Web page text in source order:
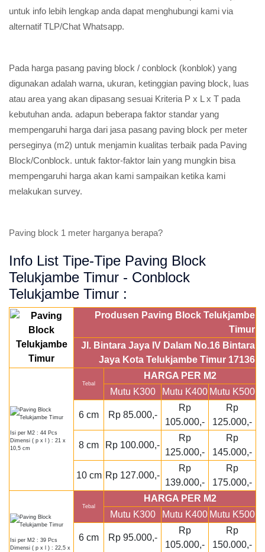
untuk info lebih lengkap anda dapat menghubungi kami via
alternatif TLP/Chat Whatsapp.
Pada harga pasang paving block / conblock (konblok) yang
digunakan adalah warna, ukuran, ketinggian paving block, luas
atau area yang akan dipasang sesuai Kriteria P x L x T pada
kebutuhan anda. adapun beberapa faktor standar yang
mempengaruhi harga dari jasa pasang paving block per meter
perseginya (m2) untuk menjamin kualitas terbaik pada Paving
Block/Conblock. untuk faktor-faktor lain yang mungkin bisa
mempengaruhi harga akan kami sampaikan ketika kami
melakukan survey.
Paving block 1 meter harganya berapa?
Info List Tipe-Tipe Paving Block
Telukjambe Timur - Conblock
Telukjambe Timur :
Produsen Paving Block Telukjambe
Timur
Jl. Bintara Jaya IV Dalam No.16 Bintara
Jaya Kota Telukjambe Timur 17136
Isi per M2 : 44 Pcs
Dimensi ( p x l ) : 21 x
10,5 cm
Tebal
HARGA PER M2
Mutu K300
Mutu K400 Mutu K500
6 cm Rp 85.000,-
Rp
105.000,-
Rp
125.000,-
8 cm Rp 100.000,-
Rp
125.000,-
Rp
145.000,-
10 cm Rp 127.000,-
Rp
139.000,-
Rp
175.000,-
Isi per M2 : 39 Pcs
Dimensi ( p x l ) : 22,5 x
Tebal
HARGA PER M2
Mutu K300
Mutu K400 Mutu K500
6 cm Rp 95.000,-
Rp
105.000,-
Rp
150.000,-